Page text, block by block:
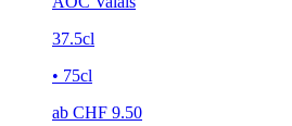
37.5cl
• 75cl
ab CHF 9.50